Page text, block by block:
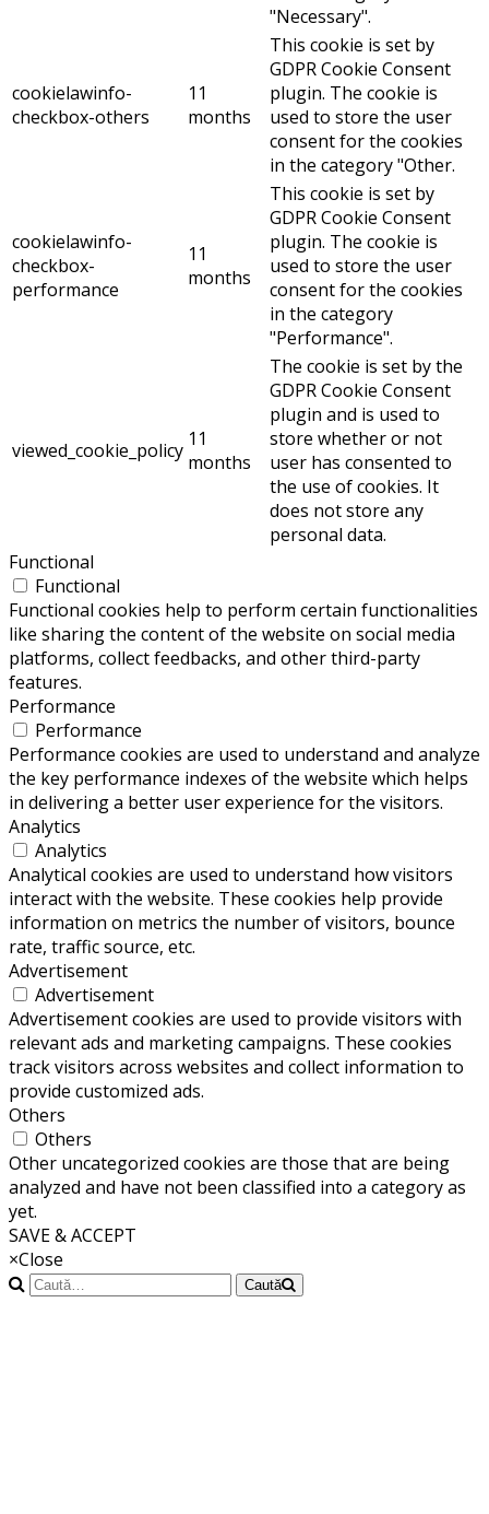
"Necessary".
cookielawinfo-
checkbox-others
11
months
This cookie is set by
GDPR Cookie Consent
plugin. The cookie is
used to store the user
consent for the cookies
in the category "Other.
cookielawinfo-
checkbox-
performance
11
months
This cookie is set by
GDPR Cookie Consent
plugin. The cookie is
used to store the user
consent for the cookies
in the category
"Performance".
viewed_cookie_policy 11
months
The cookie is set by the
GDPR Cookie Consent
plugin and is used to
store whether or not
user has consented to
the use of cookies. It
does not store any
personal data.
Functional
Functional
Functional cookies help to perform certain functionalities
like sharing the content of the website on social media
platforms, collect feedbacks, and other third-party
features.
Performance
Performance
Performance cookies are used to understand and analyze
the key performance indexes of the website which helps
in delivering a better user experience for the visitors.
Analytics
Analytics
Analytical cookies are used to understand how visitors
interact with the website. These cookies help provide
information on metrics the number of visitors, bounce
rate, traffic source, etc.
Advertisement
Advertisement
Advertisement cookies are used to provide visitors with
relevant ads and marketing campaigns. These cookies
track visitors across websites and collect information to
provide customized ads.
Others
Others
Other uncategorized cookies are those that are being
analyzed and have not been classified into a category as
yet.
SAVE & ACCEPT
×Close
Caută